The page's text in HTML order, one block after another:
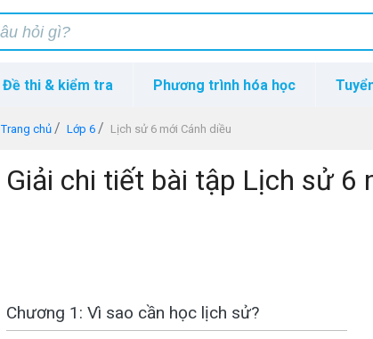
Đề thi & kiểm tra Phương trình hóa học
Trang chủ Lớp 6 Lịch sử 6 mới Cánh diều
Giải chi tiết bài tập Lịch sử 6
Chương 1: Vì sao cần học lịch sử?